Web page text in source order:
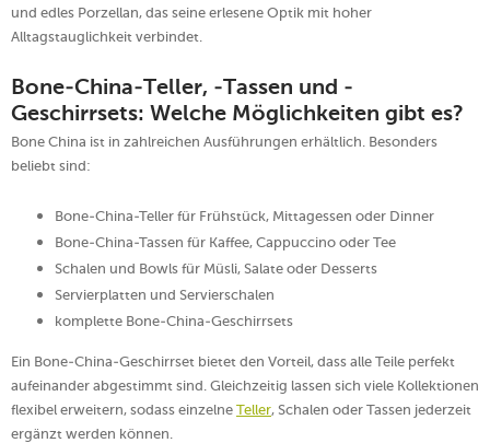
und edles Porzellan, das seine erlesene Optik mit hoher
Alltagstauglichkeit verbindet.
Bone-China-Teller, -Tassen und -
Geschirrsets: Welche Möglichkeiten gibt es?
Bone China ist in zahlreichen Ausführungen erhältlich. Besonders
beliebt sind:
Bone-China-Teller für Frühstück, Mittagessen oder Dinner
Bone-China-Tassen für Kaffee, Cappuccino oder Tee
Schalen und Bowls für Müsli, Salate oder Desserts
Servierplatten und Servierschalen
komplette Bone-China-Geschirrsets
Ein Bone-China-Geschirrset bietet den Vorteil, dass alle Teile perfekt
aufeinander abgestimmt sind. Gleichzeitig lassen sich viele Kollektionen
flexibel erweitern, sodass einzelne Teller, Schalen oder Tassen jederzeit
ergänzt werden können.